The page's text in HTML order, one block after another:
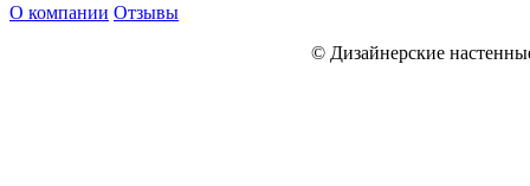
О компании Отзывы
© Дизайнерские